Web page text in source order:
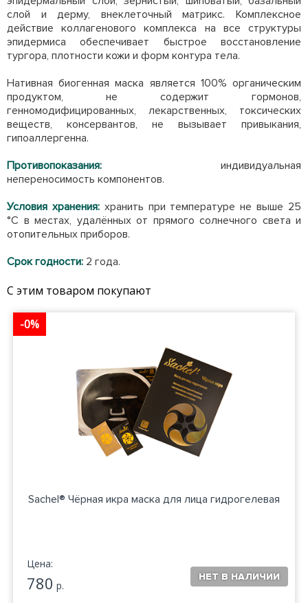
слой и дерму, внеклеточный матрикс. Комплексное
действие коллагенового комплекса на все структуры
эпидермиса обеспечивает быстрое восстановление
тургора, плотности кожи и форм контура тела.
Нативная биогенная маска является 100% органическим
продуктом, не содержит гормонов,
генномодифицированных, лекарственных, токсических
веществ, консервантов, не вызывает привыкания,
гипоаллергенна.
Противопоказания: индивидуальная
непереносимость компонентов.
Условия хранения:хранить при температуре не выше 25
°С в местах, удалённых от прямого солнечного света и
отопительных приборов.
Срок годности: 2 года.
С этим товаром покупают
-0%
Sachel® Чёрная икра маска для лица гидрогелевая
Цена:
780 р.